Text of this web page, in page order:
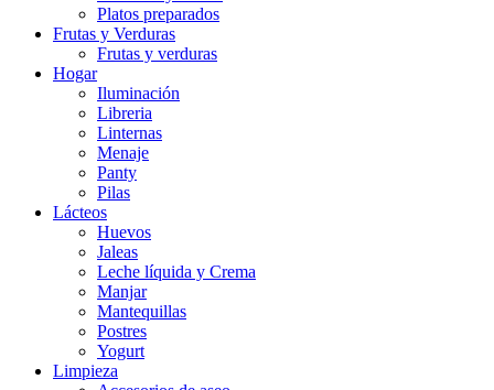
Platos preparados
Frutas y Verduras
Frutas y verduras
Hogar
Iluminación
Libreria
Linternas
Menaje
Panty
Pilas
Lácteos
Huevos
Jaleas
Leche líquida y Crema
Manjar
Mantequillas
Postres
Yogurt
Limpieza